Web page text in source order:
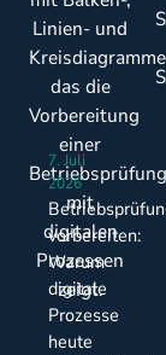
7. Juli
2026
vorbereiten:
Warum
digitale
Prozesse
heute